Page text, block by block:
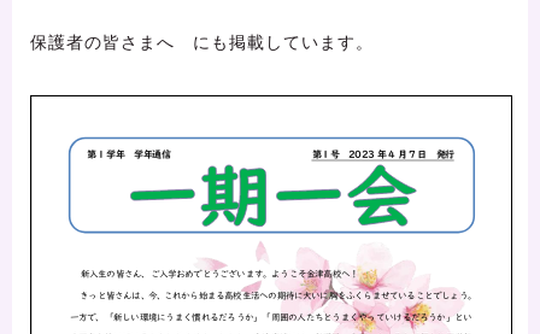
保護者の皆さまへ にも掲載しています。